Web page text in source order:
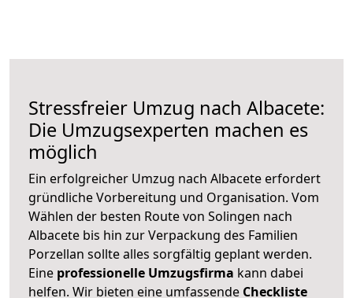
Stressfreier Umzug nach Albacete:
Die Umzugsexperten machen es
möglich
Ein erfolgreicher Umzug nach Albacete erfordert
gründliche Vorbereitung und Organisation. Vom
Wählen der besten Route von Solingen nach
Albacete bis hin zur Verpackung des Familien
Porzellan sollte alles sorgfältig geplant werden.
Eine professionelle Umzugsfirma kann dabei
helfen. Wir bieten eine umfassende Checkliste